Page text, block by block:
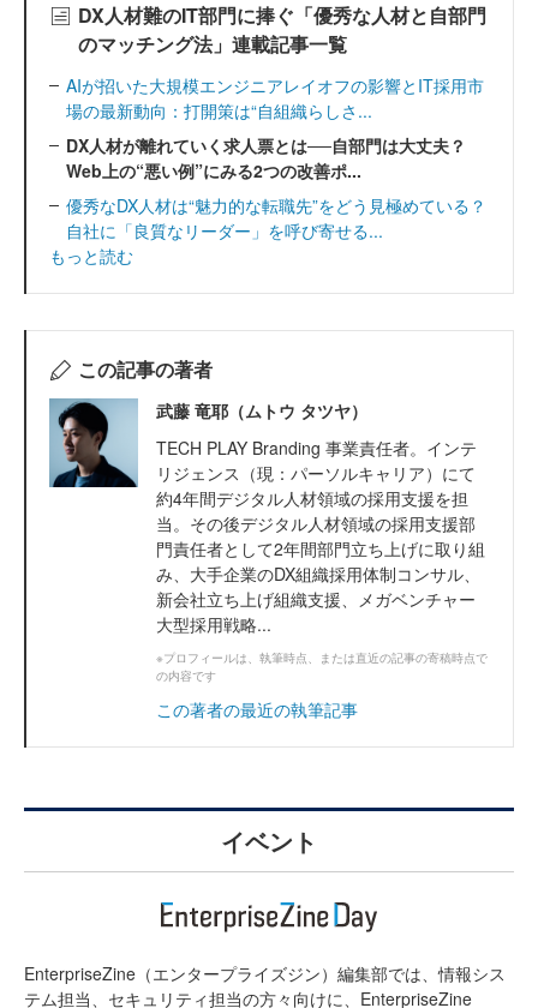
DX人材難のIT部門に捧ぐ「優秀な人材と自部門
のマッチング法」連載記事一覧
AIが招いた大規模エンジニアレイオフの影響とIT採用市
場の最新動向：打開策は“自組織らしさ...
DX人材が離れていく求人票とは──自部門は大丈夫？
Web上の“悪い例”にみる2つの改善ポ...
優秀なDX人材は“魅力的な転職先”をどう見極めている？
自社に「良質なリーダー」を呼び寄せる...
もっと読む
この記事の著者
武藤 竜耶（ムトウ タツヤ）
TECH PLAY Branding 事業責任者。インテ
リジェンス（現：パーソルキャリア）にて
約4年間デジタル人材領域の採用支援を担
当。その後デジタル人材領域の採用支援部
門責任者として2年間部門立ち上げに取り組
み、大手企業のDX組織採用体制コンサル、
新会社立ち上げ組織支援、メガベンチャー
大型採用戦略...
※プロフィールは、執筆時点、または直近の記事の寄稿時点で
の内容です
この著者の最近の執筆記事
イベント
EnterpriseZine（エンタープライズジン）編集部では、情報シス
テム担当、セキュリティ担当の方々向けに、EnterpriseZine